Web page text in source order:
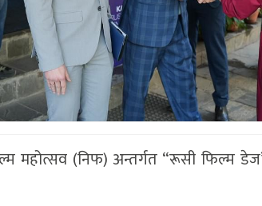
महोत्सव (निफ) अन्तर्गत “रूसी फिल्म